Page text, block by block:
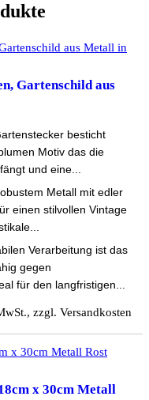
Gartenschild aus
besticht
Motiv das die
und eine...
Metall mit edler
einen stilvollen Vintage
Verarbeitung ist das
gegen
für den langfristigen...
zzgl. Versandkosten
x 30cm Metall